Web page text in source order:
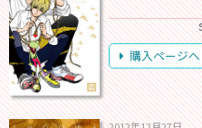
購入ページへ